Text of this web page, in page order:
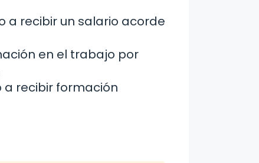
a recibir un salario acorde
en el trabajo por
recibir formación